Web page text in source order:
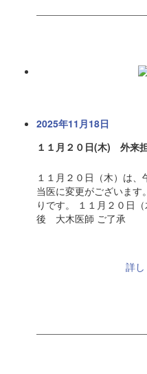
2025年11月18日
１１月２０日(木) 外来
１１月２０日（木）は
当医に変更がございます
りです。 １１月２０
後 大木医師 ご了承
詳